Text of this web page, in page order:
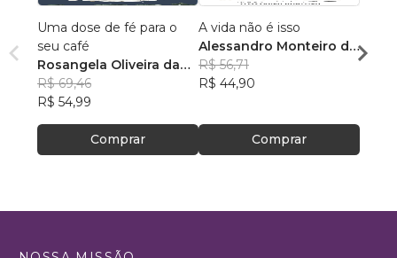
Uma dose de fé para o
seu café
Rosangela Oliveira da
Silva
R$ 69,46
R$ 54,99
Comprar
A vida não é isso
Alessandro Monteiro de
Menezes
R$ 56,71
R$ 44,90
Comprar
R$